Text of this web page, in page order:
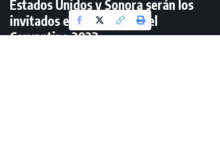
Estados Unidos y Sonora serán los
invitados especiales para el
Cervantino 2023.